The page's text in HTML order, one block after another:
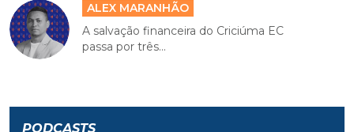
ALEX MARANHÃO
A salvação financeira do Criciúma EC
passa por três...
PODCASTS